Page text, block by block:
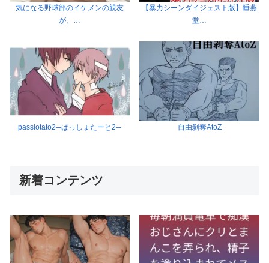
気になる野球部のイケメンの親友
が、…
【暴力シーンダイジェスト版】睡燕
堂…
passiotato2─ぱっしょたーと2─ 自由剝奪AtoZ
新着コンテンツ